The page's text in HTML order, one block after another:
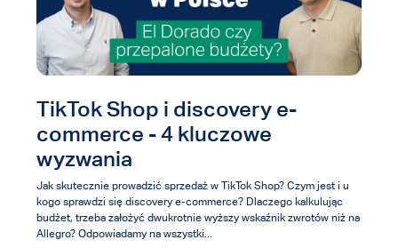
TikTok Shop i discovery e-
commerce - 4 kluczowe
wyzwania
Jak skutecznie prowadzić sprzedaż w TikTok Shop? Czym jest i u
kogo sprawdzi się discovery e-commerce? Dlaczego kalkulując
budżet, trzeba założyć dwukrotnie wyższy wskaźnik zwrotów niż na
Allegro? Odpowiadamy na wszystki...